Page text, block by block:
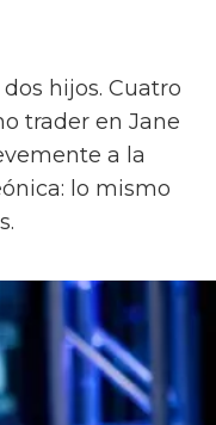
hijos. Cuatro
trader en Jane
a la
lo mismo